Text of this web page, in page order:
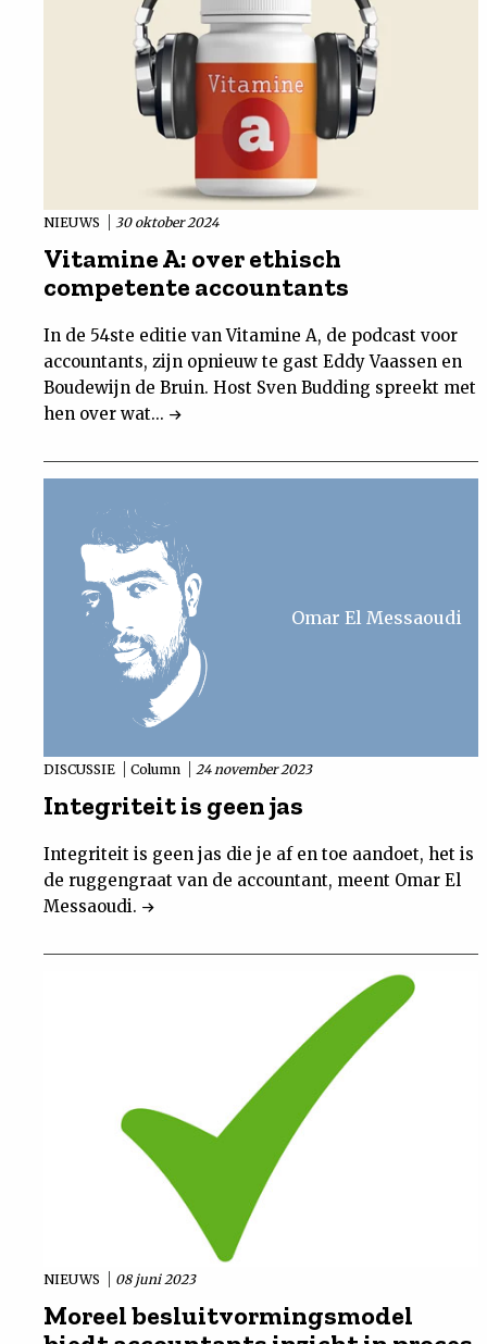
NIEUWS 30 oktober 2024
Vitamine A: over ethisch
competente accountants
In de 54ste editie van Vitamine A, de podcast voor
accountants, zijn opnieuw te gast Eddy Vaassen en
Boudewijn de Bruin. Host Sven Budding spreekt met
hen over wat...
Omar El Messaoudi
DISCUSSIE Column 24 november 2023
Integriteit is geen jas
Integriteit is geen jas die je af en toe aandoet, het is
de ruggengraat van de accountant, meent Omar El
Messaoudi.
NIEUWS 08 juni 2023
Moreel besluitvormingsmodel